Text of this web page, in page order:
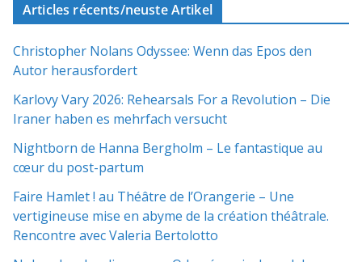
Articles récents/neuste Artikel
Christopher Nolans Odyssee: Wenn das Epos den
Autor herausfordert
Karlovy Vary 2026: Rehearsals For a Revolution – Die
Iraner haben es mehrfach versucht
Nightborn de Hanna Bergholm – Le fantastique au
cœur du post-partum
Faire Hamlet ! au Théâtre de l’Orangerie – Une
vertigineuse mise en abyme de la création théâtrale.
Rencontre avec Valeria Bertolotto